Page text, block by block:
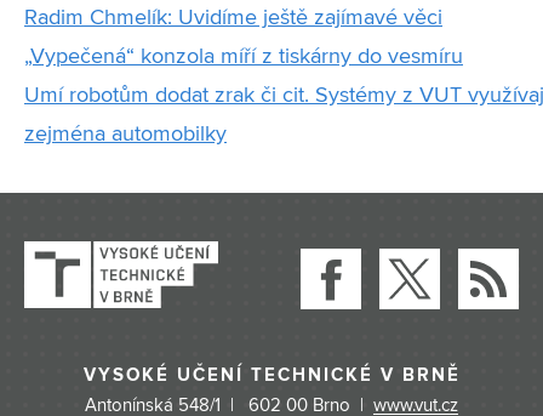
Radim Chmelík: Uvidíme ještě zajímavé věci
„Vypečená“ konzola míří z tiskárny do vesmíru
Umí robotům dodat zrak či cit. Systémy z VUT
zejména automobilky
VYSOKÉ UČENÍ TECHNICKÉ V BRNĚ
Antonínská 548/1 | 602 00 Brno | www.vut.cz